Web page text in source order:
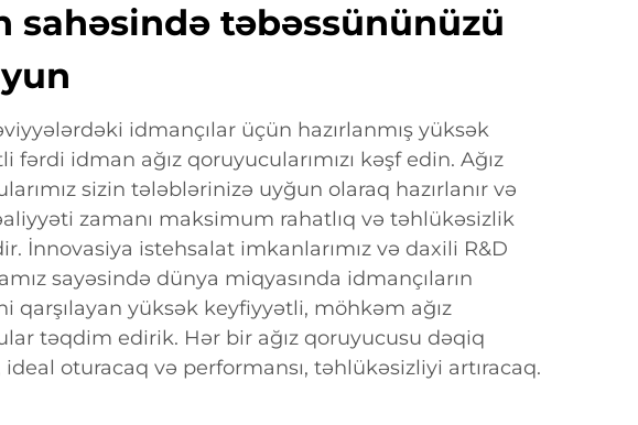
sahəsində təbəssününüzü
idmançılar üçün hazırlanmış yüksək
fərdi idman ağız qoruyucularımızı kəşf edin. Ağız
sizin tələblərinizə uyğun olaraq hazırlanır və
zamanı maksimum rahatlıq və təhlükəsizlik
İnnovasiya istehsalat imkanlarımız və daxili R&D
sayəsində dünya miqyasında idmançıların
qarşılayan yüksək keyfiyyətli, möhkəm ağız
təqdim edirik. Hər bir ağız qoruyucusu dəqiq
ideal oturacaq və performansı, təhlükəsizliyi artıracaq.